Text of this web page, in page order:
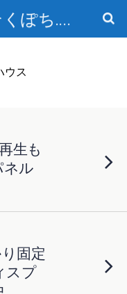
特価情報集合体 そくぽち.com
ウス
生も
ネル
固定
スプ